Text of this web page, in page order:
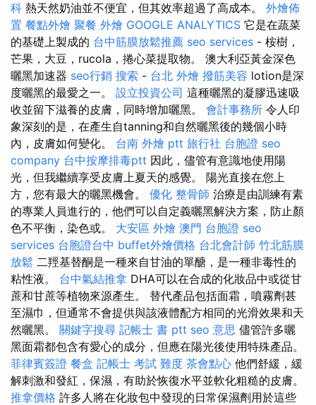
科 熱天然奶油並不便宜，但其效率超過了高成本。 外燴佈
置 餐點外燴 聚餐 外燴 GOOGLE ANALYTICS 它是在蔬菜
的基礎上製成的 台中筋膜放鬆推薦 seo services - 桉樹，
芒果，大豆，rucola，捲心菜提取物。 澳大利亞黃金深色
曬黑加速器 seo行銷 搜索 - 台北 外燴 撥筋美容 lotion是深
度曬黑的最愛之一。 設立投資公司 這種曬黑的凝膠迅速吸
收並留下滋養的皮膚，同時增加曬黑。 會計事務所 令人印
象深刻的是，在產生自tanning和自然曬黑後的幾個小時
內，皮膚如何變化。 台南 外燴 ptt 旅行社 台胞證 seo
company 台中按摩排毒ptt 因此，儘管有意識地使用陽
光，但我繼續享受皮膚上夏天的感覺。 陽光直接在您上
方，您有最大的曬黑機會。 優化 整骨師 治療是由訓練有素
的專業人員進行的，他們可以自定義曬黑解決方案，防止顏
色不平衡，染色或。 大安區 外燴 澳門 台胞證 seo
services 台胞證台中 buffet外燴價格 台北會計師 竹北筋膜
放鬆 二羥基替酮是一種來自甘油的單醣，是一種非毒性的
粘性液。 台中氣結推拿 DHA可以在合成的化妝品中或從甘
蔗和甘蔗等植物來源產生。 替代產品包括面霜，噴霧劑甚
至濕巾，但通常不會提供與該液體配方相同的光滑效果和天
然曬黑。 關鍵字搜尋 記帳士 書 ptt seo 意思 儘管許多曬
黑面霜都包含有愛心的成分，但應在陽光後使用特殊產品。
菲律賓簽證 餐盒 記帳士 考試 難度 茶會點心 他們舒緩，緩
解刺激和發紅，保濕，有助於恢復水平並軟化粗糙的皮膚。
推拿價格 許多人將在化妝包中發現的日常保濕劑用於這些